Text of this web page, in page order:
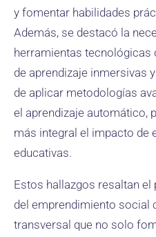
y fomentar habilidades
Además, se destacó la
herramientas tecnológicas
de aprendizaje inmersivas
de aplicar metodologías
el aprendizaje automático,
más integral el impacto de
educativas.
Estos hallazgos resaltan
del emprendimiento social
transversal que no solo